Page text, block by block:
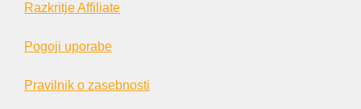
Razkritje Affiliate
Pogoji uporabe
Pravilnik o zasebnosti